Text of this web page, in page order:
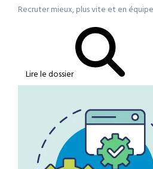
Recruter mieux, plus vite et en
Lire le dossier